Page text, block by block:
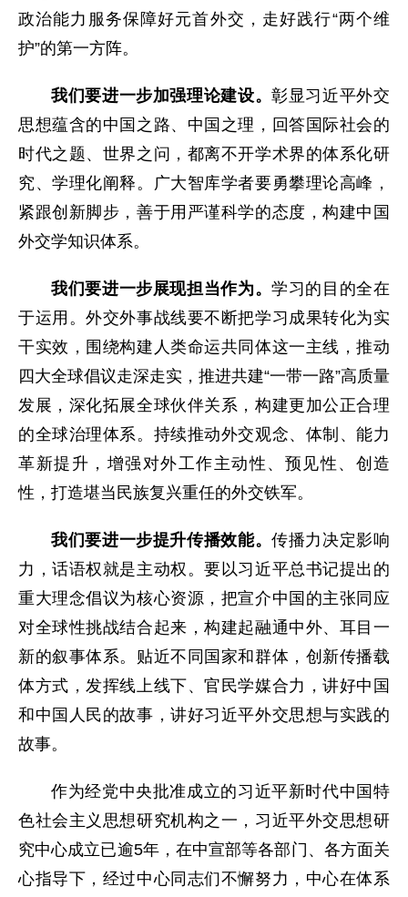
政治能力服务保障好元首外交，走好践行“两个维
护”的第一方阵。
我们要进一步加强理论建设。彰显习近平外交
思想蕴含的中国之路、中国之理，回答国际社会的
时代之题、世界之问，都离不开学术界的体系化研
究、学理化阐释。广大智库学者要勇攀理论高峰，
紧跟创新脚步，善于用严谨科学的态度，构建中国
外交学知识体系。
我们要进一步展现担当作为。学习的目的全在
于运用。外交外事战线要不断把学习成果转化为实
干实效，围绕构建人类命运共同体这一主线，推动
四大全球倡议走深走实，推进共建“一带一路”高质量
发展，深化拓展全球伙伴关系，构建更加公正合理
的全球治理体系。持续推动外交观念、体制、能力
革新提升，增强对外工作主动性、预见性、创造
性，打造堪当民族复兴重任的外交铁军。
我们要进一步提升传播效能。传播力决定影响
力，话语权就是主动权。要以习近平总书记提出的
重大理念倡议为核心资源，把宣介中国的主张同应
对全球性挑战结合起来，构建起融通中外、耳目一
新的叙事体系。贴近不同国家和群体，创新传播载
体方式，发挥线上线下、官民学媒合力，讲好中国
和中国人民的故事，讲好习近平外交思想与实践的
故事。
作为经党中央批准成立的习近平新时代中国特
色社会主义思想研究机构之一，习近平外交思想研
究中心成立已逾5年，在中宣部等各部门、各方面关
心指导下，经过中心同志们不懈努力，中心在体系